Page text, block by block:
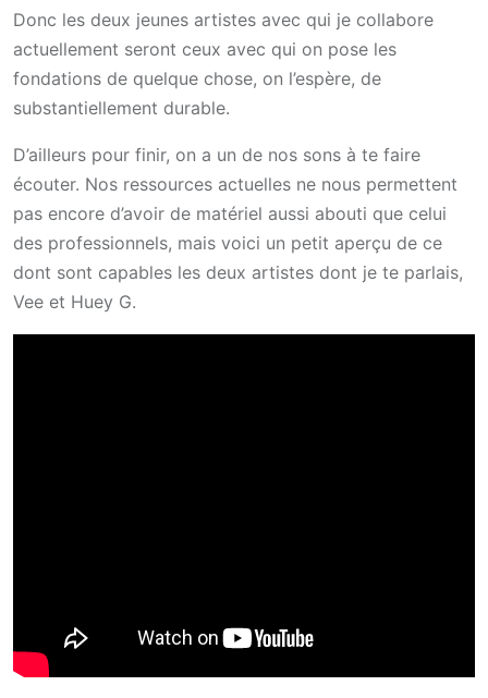
Donc les deux jeunes artistes avec qui je collabore
actuellement seront ceux avec qui on pose les
fondations de quelque chose, on l’espère, de
substantiellement durable.
D’ailleurs pour finir, on a un de nos sons à te faire
écouter. Nos ressources actuelles ne nous permettent
pas encore d’avoir de matériel aussi abouti que celui
des professionnels, mais voici un petit aperçu de ce
dont sont capables les deux artistes dont je te parlais,
Vee et Huey G.